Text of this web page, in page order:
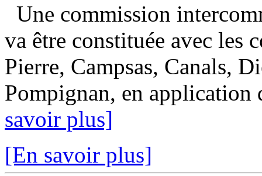
Une commission
va être constituée avec les
Pierre, Campsas, Canals,
Pompignan, en
savoir plus]
[En savoir plus]